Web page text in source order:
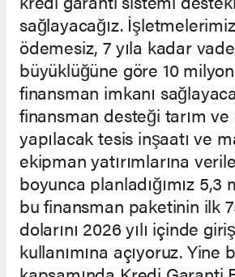
sağlayacağız.
ödemesiz, 7 yıla kadar
büyüklüğüne göre 10
finansman imkanı
finansman desteği tarım ve
yapılacak tesis inşaatı ve
ekipman yatırımlarına
boyunca planladığımız 5,3
bu finansman paketinin ilk
dolarını 2026 yılı içinde
kullanımına açıyoruz. Yine